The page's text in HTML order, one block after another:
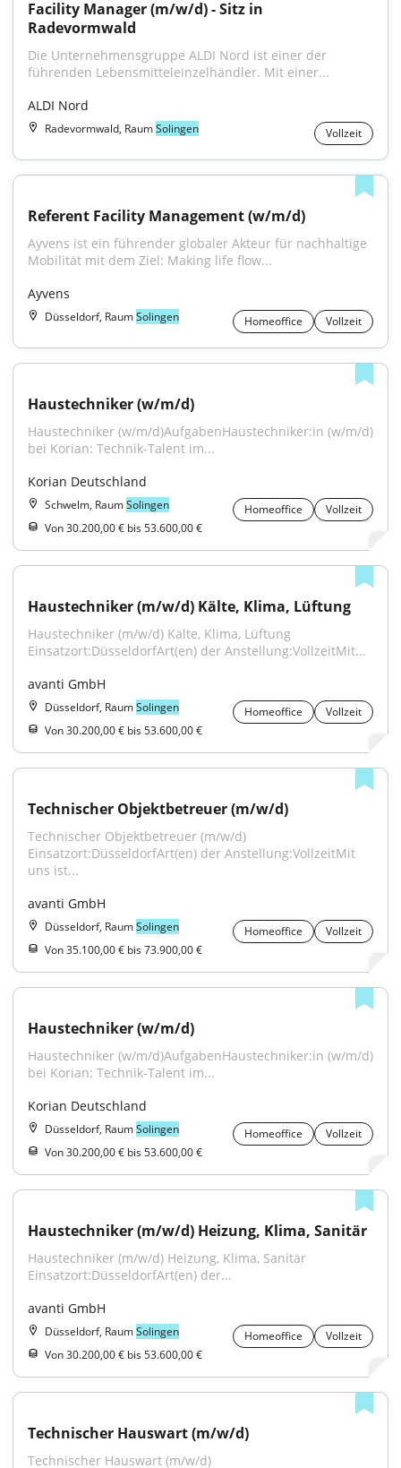
Facility Manager (m/w/d) - Sitz in
Radevormwald
Die Unternehmensgruppe ALDI Nord ist einer der
führenden Lebensmitteleinzelhändler. Mit einer...
ALDI Nord
Radevormwald, RaumSolingen Vollzeit
Referent Facility Management (w/m/d)
Ayvens ist ein führender globaler Akteur für nachhaltige
Mobilität mit dem Ziel: Making life flow...
Ayvens
Düsseldorf, RaumSolingen Homeoffice Vollzeit
Haustechniker (w/m/d)
Haustechniker (w/m/d)AufgabenHaustechniker:in (w/m/d)
bei Korian: Technik-Talent im...
Korian Deutschland
Schwelm, RaumSolingen Homeoffice
Vollzeit
Von 30.200,00 € bis 53.600,00 €
Haustechniker (m/w/d) Kälte, Klima, Lüftung
Haustechniker (m/w/d) Kälte, Klima, Lüftung
Einsatzort:DüsseldorfArt(en) der Anstellung:VollzeitMit...
avanti GmbH
Düsseldorf, RaumSolingen Homeoffice
Vollzeit
Von 30.200,00 € bis 53.600,00 €
Technischer Objektbetreuer (m/w/d)
Technischer Objektbetreuer (m/w/d)
Einsatzort:DüsseldorfArt(en) der Anstellung:VollzeitMit
uns ist...
avanti GmbH
Düsseldorf, RaumSolingen Homeoffice
Vollzeit
Von 35.100,00 € bis 73.900,00 €
Haustechniker (w/m/d)
Haustechniker (w/m/d)AufgabenHaustechniker:in (w/m/d)
bei Korian: Technik-Talent im...
Korian Deutschland
Düsseldorf, RaumSolingen Homeoffice
Vollzeit
Von 30.200,00 € bis 53.600,00 €
Haustechniker (m/w/d) Heizung, Klima, Sanitär
Haustechniker (m/w/d) Heizung, Klima, Sanitär
Einsatzort:DüsseldorfArt(en) der...
avanti GmbH
Düsseldorf, RaumSolingen Homeoffice
Vollzeit
Von 30.200,00 € bis 53.600,00 €
Technischer Hauswart (m/w/d)
Technischer Hauswart (m/w/d)